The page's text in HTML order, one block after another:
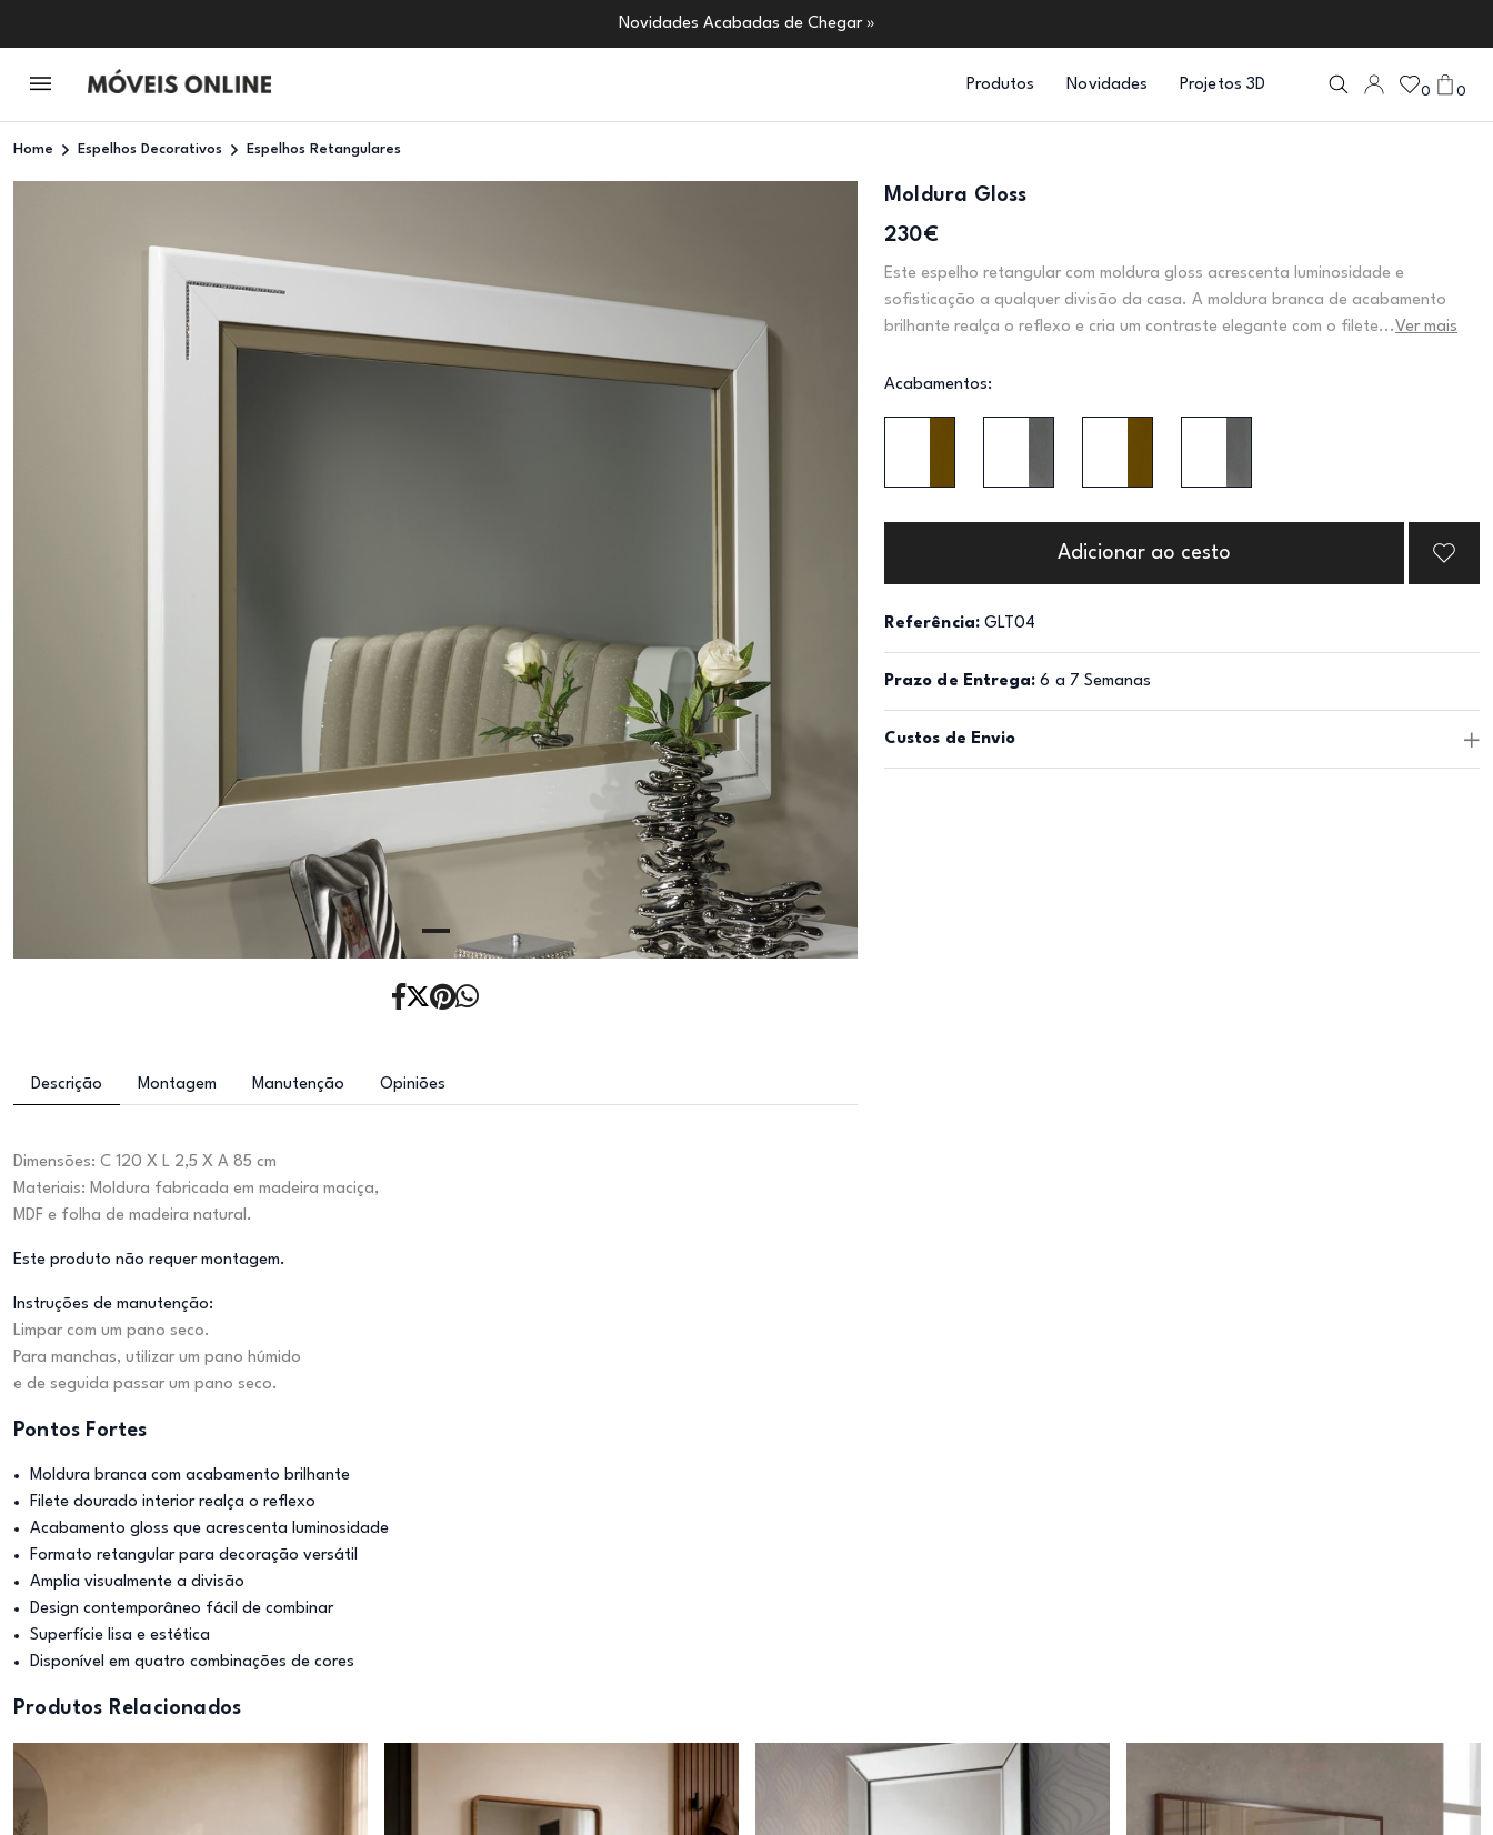
Novidades Acabadas de Chegar »
Produtos Novidades Projetos 3D 0 0
Home Espelhos Decorativos Espelhos Retangulares
Moldura Gloss
230€
Este espelho retangular com moldura gloss acrescenta luminosidade e
sofisticação a qualquer divisão da casa. A moldura branca de acabamento
brilhante realça o reflexo e cria um contraste elegante com o filete... Ver mais
Acabamentos:
Adicionar ao cesto
Referência: GLT04
Prazo de Entrega: 6 a 7 Semanas
Custos de Envio
Descrição Montagem Manutenção Opiniões
Dimensões: C 120 X L 2,5 X A 85 cm
Materiais: Moldura fabricada em madeira maciça,
MDF e folha de madeira natural.
Este produto não requer montagem.
Instruções de manutenção:
Limpar com um pano seco.
Para manchas, utilizar um pano húmido
e de seguida passar um pano seco.
Pontos Fortes
Moldura branca com acabamento brilhante
Filete dourado interior realça o reflexo
Acabamento gloss que acrescenta luminosidade
Formato retangular para decoração versátil
Amplia visualmente a divisão
Design contemporâneo fácil de combinar
Superfície lisa e estética
Disponível em quatro combinações de cores
Produtos Relacionados